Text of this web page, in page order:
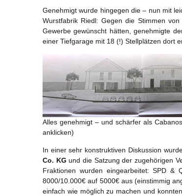
Genehmigt wurde hingegen die – nun mit
Wurstfabrik Riedl: Gegen die Stimmen
Gewerbe gewünscht hätten, genehmigte
einer Tiefgarage mit 18 (!) Stellplätzen dort
Alles genehmigt – und schärfer als
anklicken)
In einer sehr konstruktiven Diskussion
Co. KG und die Satzung der zugehörigen
Fraktionen wurden eingearbeitet: SPD &
8000/10.000€ auf 5000€ aus (einstimmig
einfach wie möglich zu machen und